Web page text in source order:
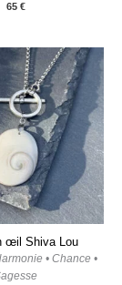
65 €
œil Shiva Lou
• Chance •